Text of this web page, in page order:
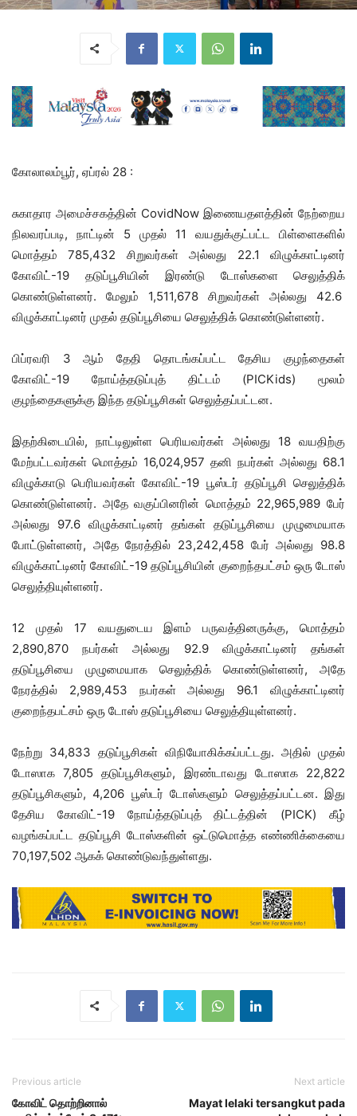
கோலாலம்பூர், ஏப்ரல் 28 :
சுகாதார அமைச்சகத்தின் CovidNow இணையதளத்தின் நேற்றைய
நிலவரப்படி, நாட்டின் 5 முதல் 11 வயதுக்குட்பட்ட பிள்ளைகளில்
மொத்தம் 785,432 சிறுவர்கள் அல்லது 22.1 விழுக்காட்டினர்
கோவிட்-19 தடுப்பூசியின் இரண்டு டோஸ்களை செலுத்திக்
கொண்டுள்ளனர். மேலும் 1,511,678 சிறுவர்கள் அல்லது 42.6
விழுக்காட்டினர் முதல் தடுப்பூசியை செலுத்திக் கொண்டுள்ளனர்.
பிப்ரவரி 3 ஆம் தேதி தொடங்கப்பட்ட தேசிய குழந்தைகள்
கோவிட்-19 நோய்த்தடுப்புத் திட்டம் (PICKids) மூலம்
குழந்தைகளுக்கு இந்த தடுப்பூசிகள் செலுத்தப்பட்டன.
இதற்கிடையில், நாட்டிலுள்ள பெரியவர்கள் அல்லது 18 வயதிற்கு
மேற்பட்டவர்கள் மொத்தம் 16,024,957 தனி நபர்கள் அல்லது 68.1
விழுக்காடு பெரியவர்கள் கோவிட்-19 பூஸ்டர் தடுப்பூசி செலுத்திக்
கொண்டுள்ளனர். அதே வகுப்பினரின் மொத்தம் 22,965,989 பேர்
அல்லது 97.6 விழுக்காட்டினர் தங்கள் தடுப்பூசியை முழுமையாக
போட்டுள்ளனர், அதே நேரத்தில் 23,242,458 பேர் அல்லது 98.8
விழுக்காட்டினர் கோவிட்-19 தடுப்பூசியின் குறைந்தபட்சம் ஒரு டோஸ்
செலுத்தியுள்ளனர்.
12 முதல் 17 வயதுடைய இளம் பருவத்தினருக்கு, மொத்தம்
2,890,870 நபர்கள் அல்லது 92.9 விழுக்காட்டினர் தங்கள்
தடுப்பூசியை முழுமையாக செலுத்திக் கொண்டுள்ளனர், அதே
நேரத்தில் 2,989,453 நபர்கள் அல்லது 96.1 விழுக்காட்டினர்
குறைந்தபட்சம் ஒரு டோஸ் தடுப்பூசியை செலுத்தியுள்ளனர்.
நேற்று 34,833 தடுப்பூசிகள் விநியோகிக்கப்பட்டது. அதில் முதல்
டோஸாக 7,805 தடுப்பூசிகளும், இரண்டாவது டோஸாக 22,822
தடுப்பூசிகளும், 4,206 பூஸ்டர் டோஸ்களும் செலுத்தப்பட்டன. இது
தேசிய கோவிட்-19 நோய்த்தடுப்புத் திட்டத்தின் (PICK) கீழ்
வழங்கப்பட்ட தடுப்பூசி டோஸ்களின் ஒட்டுமொத்த எண்ணிக்கையை
70,197,502 ஆகக் கொண்டுவந்துள்ளது.
Previous article
கோவிட் தொற்றினால்
Next article
Mayat lelaki tersangkut pada